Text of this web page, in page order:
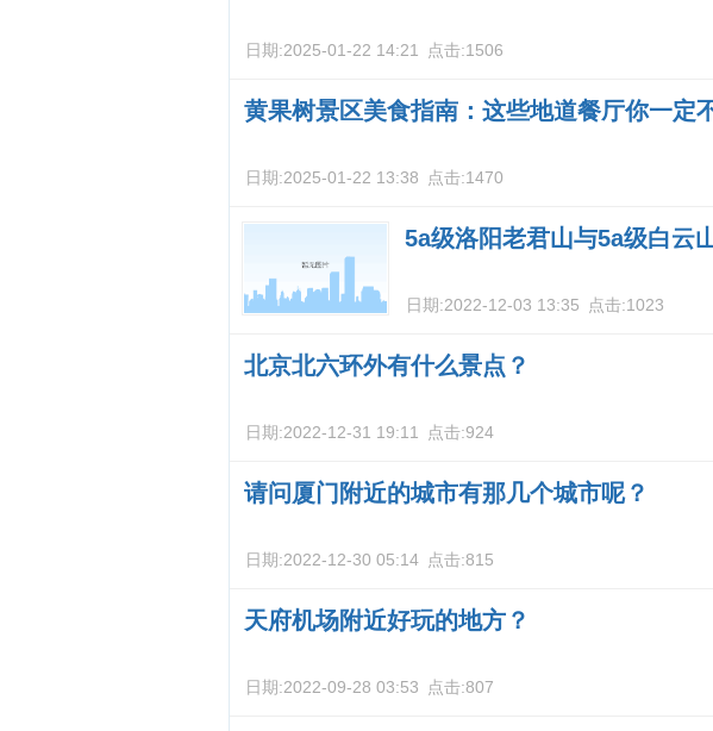
日期:2025-01-22 14:21 点击:1506
黄果树景区美食指南：这些地道餐厅你一定
日期:2025-01-22 13:38 点击:1470
5a级洛阳老君山与5a级白云
日期:2022-12-03 13:35 点击:1023
北京北六环外有什么景点？
日期:2022-12-31 19:11 点击:924
请问厦门附近的城市有那几个城市呢？
日期:2022-12-30 05:14 点击:815
天府机场附近好玩的地方？
日期:2022-09-28 03:53 点击:807